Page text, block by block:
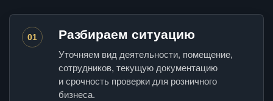
01 Разбираем ситуацию
Уточняем вид деятельности, помещение,
сотрудников, текущую документацию
и срочность проверки для розничного
бизнеса.